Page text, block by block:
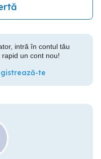
intră în contul tău
un cont nou!
te